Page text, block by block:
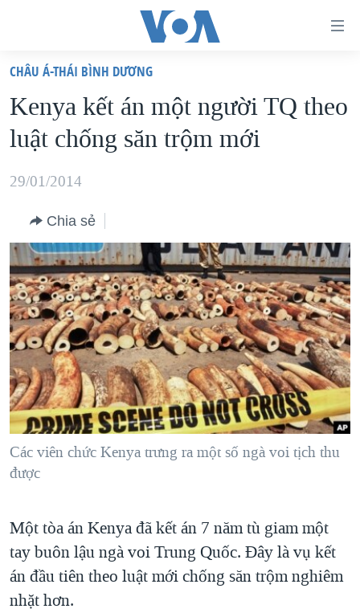
truy
cập
Tới
dung
chính
điều
hướng
chính
Đi
tới
"Tìm"
VIỆT NAM
HOA KỲ
BIỂN ĐÔNG
BLOG
DIỄN ĐÀN
MỤC
TỰ DO BÁO CHÍ
VẠCH TRẦN TIN GIẢ
NGƯỜI VIỆT HẢI NGOẠI
ĐỜI SỐNG
KINH TẾ
VĂN HOÁ
THỂ THAO
GIÁO DỤC
CHUYÊN ĐỀ
CHIẾN TRANH THƯƠNG MẠI CỦA MỸ: QUÁ KHỨ VÀ HIỆN
TẠI
HÀNH TRÌNH BẦU CỬ 2024
MỘT NĂM CHIẾN TRANH TẠI DẢI GAZA
GIẢI MÃ VÀNH ĐAI & CON ĐƯỜNG
NGÀY TỊ NẠN THẾ GIỚI
GROUND ZERO – XƯA VÀ NAY
CHI PHÍ CHIẾN TRANH AFGHANISTAN
CÁC GIÁ TRỊ CỘNG HÒA Ở VIỆT NAM
HỌC TIẾNG ANH
VIDEO
NGHE
MẠNG XÃ HỘI
Ngôn ngữ khác
CHÂU Á-THÁI BÌNH DƯƠNG
Kenya kết án một người TQ theo
luật chống săn trộm mới
29/01/2014
Chia sẻ
Các viên chức Kenya trưng ra một số ngà voi tịch thu
được
Một tòa án Kenya đã kết án 7 năm tù giam một
tay buôn lậu ngà voi Trung Quốc. Đây là vụ kết
án đầu tiên theo luật mới chống săn trộm nghiêm
nhặt hơn.